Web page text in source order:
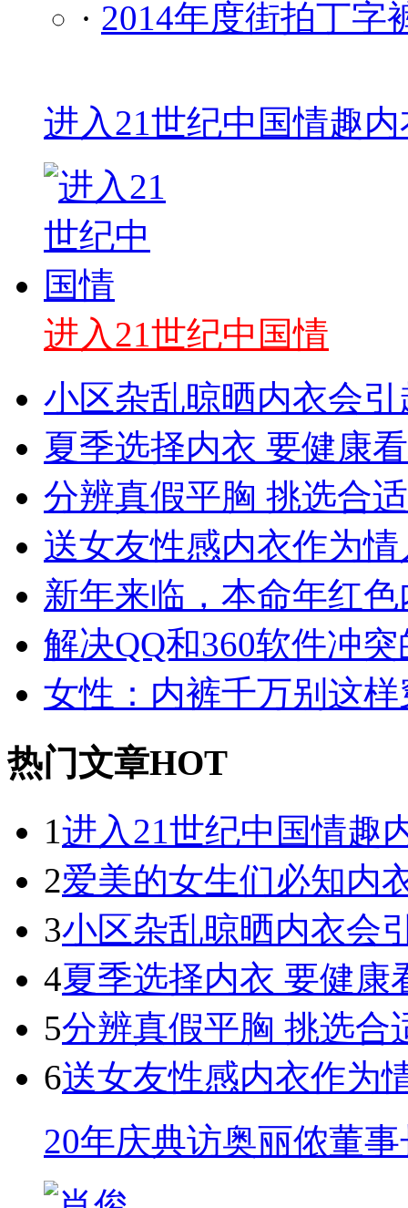
· 2014年度街拍丁字
进入21世纪中国情趣
进入21世纪中国情
小区杂乱晾晒内衣会
夏季选择内衣 要健康
分辨真假平胸 挑选合
送女友性感内衣作为
新年来临，本命年红
解决QQ和360软件冲
女性：内裤千万别这
热门文章HOT
1进入21世纪中国情趣
2爱美的女生们必知内
3小区杂乱晾晒内衣会
4夏季选择内衣 要健康
5分辨真假平胸 挑选合
6送女友性感内衣作为
20年庆典访奥丽侬董